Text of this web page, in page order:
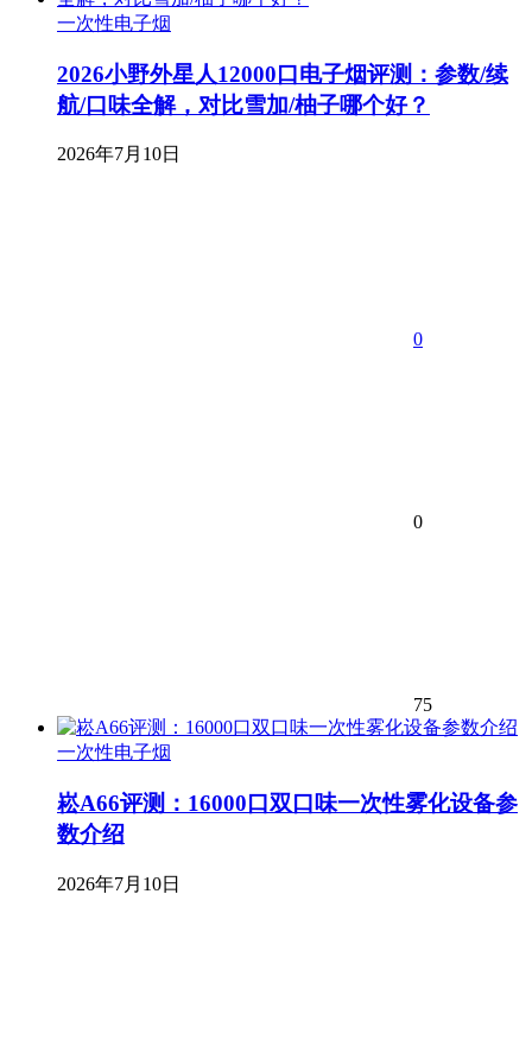
一次性电子烟
2026小野外星人12000口电子烟评测：参数/续
航/口味全解，对比雪加/柚子哪个好？
2026年7月10日
0
0
75
一次性电子烟
崧A66评测：16000口双口味一次性雾化设备参
数介绍
2026年7月10日